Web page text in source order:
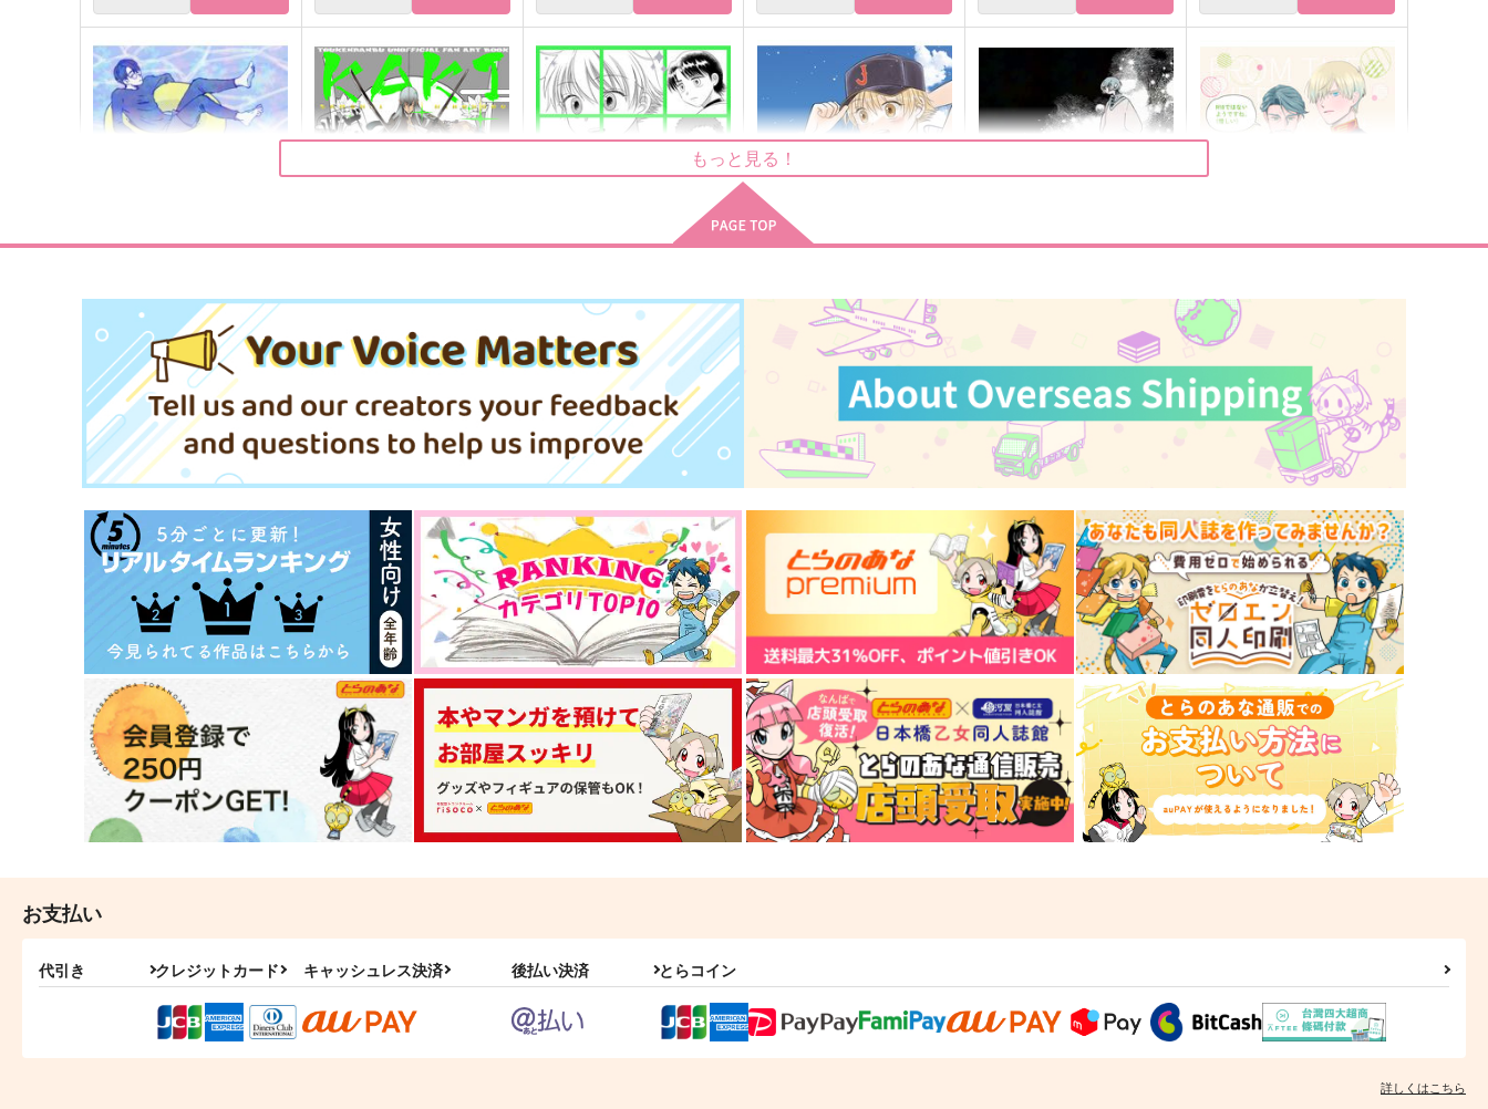
SWEET SUMMERTIME
spoopy
319 円 （税込）
成田狂児×岡聡実
サンプル 作品詳細
刀剣乱舞非公式ファンアート
ブック KAKI
2,515
小夜左文字
サンプル 作品詳細
LDD
ayukawa
385円（税込）
綾瀬川次郎
サンプル 作品詳細 サンプル 作品詳細
いつでもきみの星になる
ひばりの匣
472円（税込）
シュウジ×マチュ
サンプル 作品詳細
WEB再録本のようだ。
phantom of ICE
1,100円 （税込）
シャリア×シャア
サンプル 作品詳細
Little Green おじさん
3P-ThreePii-
715
サンプル 作品詳細
狂犬注意。2
7676
サンプル 作品詳細
狂犬注意。1
7676
サンプル 作品詳細
なんかわかっっっっっった2
キノコの森
熊狩日誌
hello×2
★願い星★
もっと見る！
お支払い
代引き クレジットカード キャッシュレス決済 後払い決済 とらコイン
詳しくはこちら